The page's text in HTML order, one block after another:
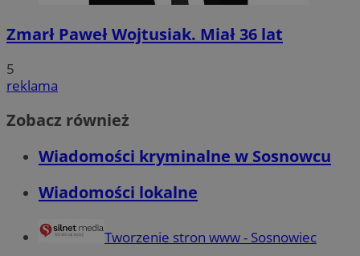
Zmarł Paweł Wojtusiak. Miał 36 lat
5
reklama
Zobacz również
Wiadomości kryminalne w Sosnowcu
Wiadomości lokalne
Tworzenie stron www - Sosnowiec